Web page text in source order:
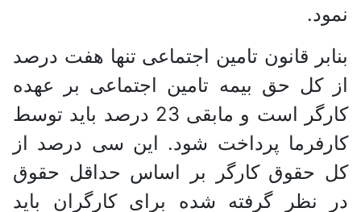
نمود.
بنابر قانون تامین اجتماعی تنها هفت درصد
از کل حق بیمه تامین اجتماعی بر عهده
کارگر است و مابقی 23 درصد باید توسط
کارفرما پرداخت شود. این سی درصد از
کل حقوق کارگر بر اساس حداقل حقوق
در نظر گرفته شده برای کارگران باید